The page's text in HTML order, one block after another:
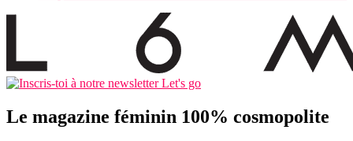
Let's go
Le magazine féminin 100% cosmopolite